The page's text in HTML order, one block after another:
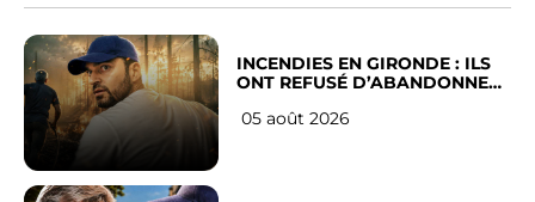
INCENDIES EN GIRONDE : ILS
ONT REFUSÉ D’ABANDONNER
05 août 2026